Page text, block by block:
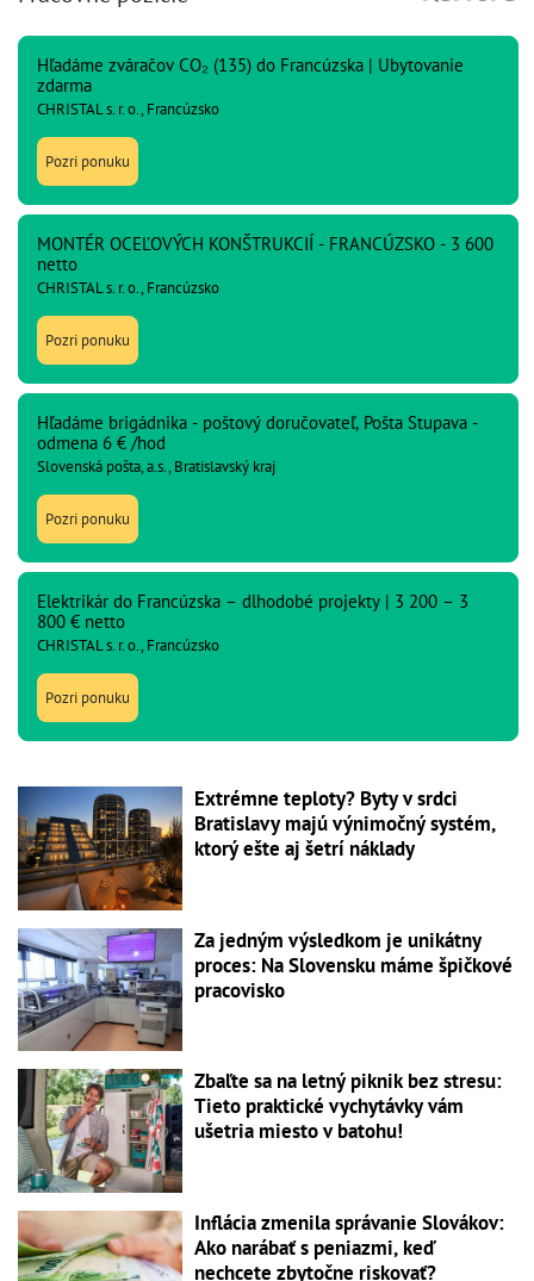
Hľadáme zváračov CO₂ (135) do Francúzska | Ubytovanie
zdarma
CHRISTAL s. r. o., Francúzsko
Pozri ponuku
MONTÉR OCEĽOVÝCH KONŠTRUKCIÍ - FRANCÚZSKO - 3 600
netto
CHRISTAL s. r. o., Francúzsko
Pozri ponuku
Hľadáme brigádnika - poštový doručovateľ, Pošta Stupava -
odmena 6 € /hod
Slovenská pošta, a.s., Bratislavský kraj
Pozri ponuku
Elektrikár do Francúzska – dlhodobé projekty | 3 200 – 3
800 € netto
CHRISTAL s. r. o., Francúzsko
Pozri ponuku
Extrémne teploty? Byty v srdci
Bratislavy majú výnimočný systém,
ktorý ešte aj šetrí náklady
Za jedným výsledkom je unikátny
proces: Na Slovensku máme špičkové
pracovisko
Zbaľte sa na letný piknik bez stresu:
Tieto praktické vychytávky vám
ušetria miesto v batohu!
Inflácia zmenila správanie Slovákov:
Ako narábať s peniazmi, keď
nechcete zbytočne riskovať?